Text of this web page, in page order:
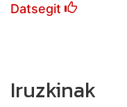
Datsegit
Iruzkinak